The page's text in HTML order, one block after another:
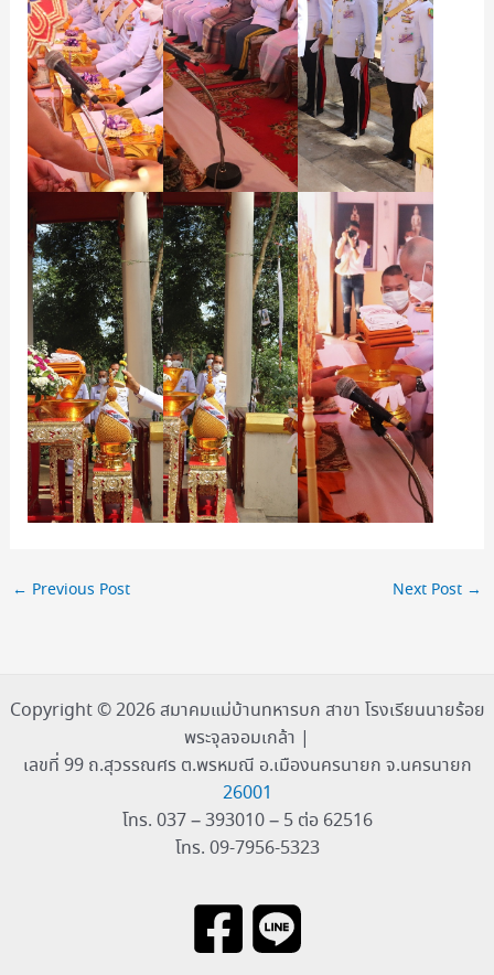
← Previous Post Next Post →
Copyright © 2026 สมาคมแม่บ้านทหารบก สาขา โรงเรียนนายร้อย
พระจุลจอมเกล้า |
เลขที่ 99 ถ.สุวรรณศร ต.พรหมณี อ.เมืองนครนายก จ.นครนายก
26001
โทร. 037 – 393010 – 5 ต่อ 62516
โทร. 09-7956-5323